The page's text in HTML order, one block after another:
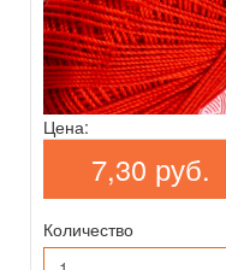
Цена:
7,30 руб.
Количество